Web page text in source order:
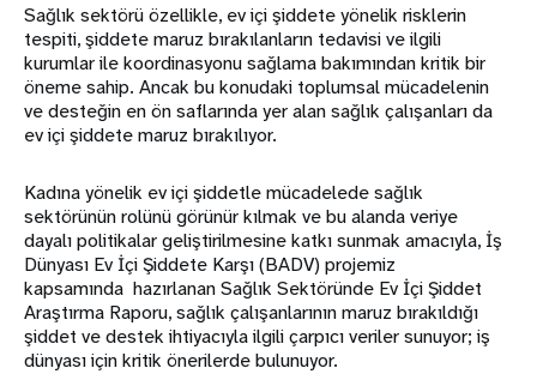
Sağlık sektörü özellikle, ev içi şiddete yönelik risklerin
tespiti, şiddete maruz bırakılanların tedavisi ve ilgili
kurumlar ile koordinasyonu sağlama bakımından kritik bir
öneme sahip. Ancak bu konudaki toplumsal mücadelenin
ve desteğin en ön saflarında yer alan sağlık çalışanları da
ev içi şiddete maruz bırakılıyor.
Kadına yönelik ev içi şiddetle mücadelede sağlık
sektörünün rolünü görünür kılmak ve bu alanda veriye
dayalı politikalar geliştirilmesine katkı sunmak amacıyla, İş
Dünyası Ev İçi Şiddete Karşı (BADV) projemiz
kapsamında hazırlanan Sağlık Sektöründe Ev İçi Şiddet
Araştırma Raporu, sağlık çalışanlarının maruz bırakıldığı
şiddet ve destek ihtiyacıyla ilgili çarpıcı veriler sunuyor; iş
dünyası için kritik önerilerde bulunuyor.